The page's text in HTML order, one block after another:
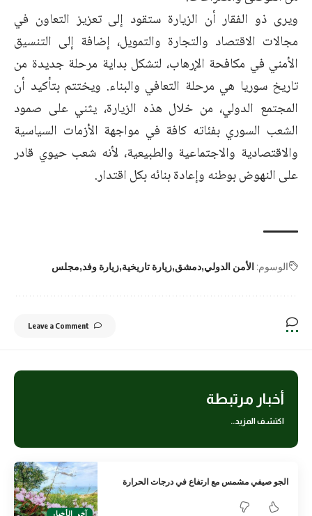
ويرى ذو الفقار أن الزيارة ستقود إلى تعزيز التعاون في
مجالات الاقتصاد والتجارة والتمويل، إضافة إلى التنسيق
الأمني في مكافحة الإرهاب، لتشكل بداية مرحلة جديدة من
تاريخ سوريا هي مرحلة التعافي والبناء. ويختتم بتأكيد أن
المجتمع الدولي، من خلال هذه الزيارة، يثني على صمود
الشعب السوري بفئاته كافة في مواجهة الأزمات السياسية
والاقتصادية والاجتماعية والطبيعية، لأنه شعب حيوي قادر
على النهوض بوطنه وإعادة بنائه بكل اقتدار.
الوسوم: الأمن الدولي دمشق زيارة تاريخية زيارة وفد مجلس
Leave a Comment
أخبار مرتبطة
اكتشف المزيد..
آخر الأخبار
الجو صيفي مشمس مع ارتفاع في درجات الحرارة